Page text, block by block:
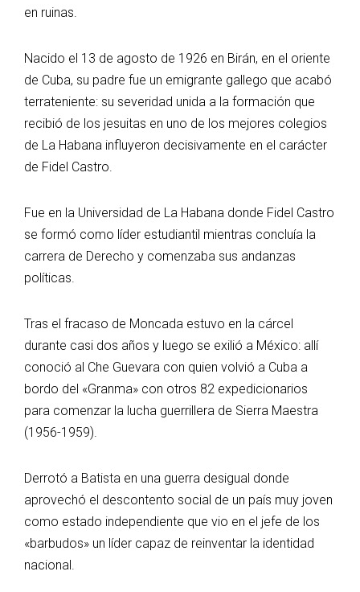
en ruinas.
Nacido el 13 de agosto de 1926 en Birán, en el oriente
de Cuba, su padre fue un emigrante gallego que acabó
terrateniente: su severidad unida a la formación que
recibió de los jesuitas en uno de los mejores colegios
de La Habana influyeron decisivamente en el carácter
de Fidel Castro.
Fue en la Universidad de La Habana donde Fidel Castro
se formó como líder estudiantil mientras concluía la
carrera de Derecho y comenzaba sus andanzas
políticas.
Tras el fracaso de Moncada estuvo en la cárcel
durante casi dos años y luego se exilió a México: allí
conoció al Che Guevara con quien volvió a Cuba a
bordo del «Granma» con otros 82 expedicionarios
para comenzar la lucha guerrillera de Sierra Maestra
(1956-1959).
Derrotó a Batista en una guerra desigual donde
aprovechó el descontento social de un país muy joven
como estado independiente que vio en el jefe de los
«barbudos» un líder capaz de reinventar la identidad
nacional.